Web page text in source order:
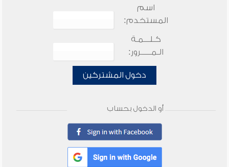
اسم
المستخدم:
كـلـــمـة
الـمـــــرور:
دخول المشتركين
أو الدخول بحساب